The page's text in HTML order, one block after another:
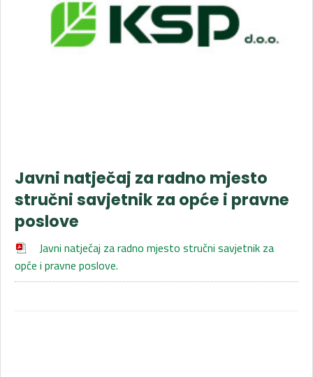
Javni natječaj za radno mjesto
stručni savjetnik za opće i pravne
poslove
Javni natječaj za radno mjesto stručni savjetnik za
opće i pravne poslove.